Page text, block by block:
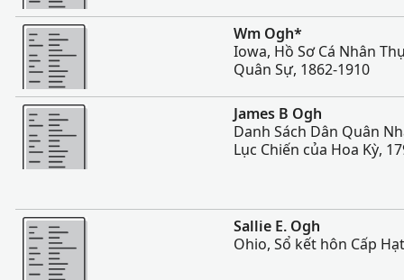
Sili atu
Wm Ogh*
Iowa, Hồ Sơ Cá Nhân
Quân Sự, 1862-1910
Sili atu
James B Ogh
Danh Sách Dân Quân
Lục Chiến của Hoa Kỳ,
Sili atu
Sallie E. Ogh
Ohio, Sổ kết hôn Cấp